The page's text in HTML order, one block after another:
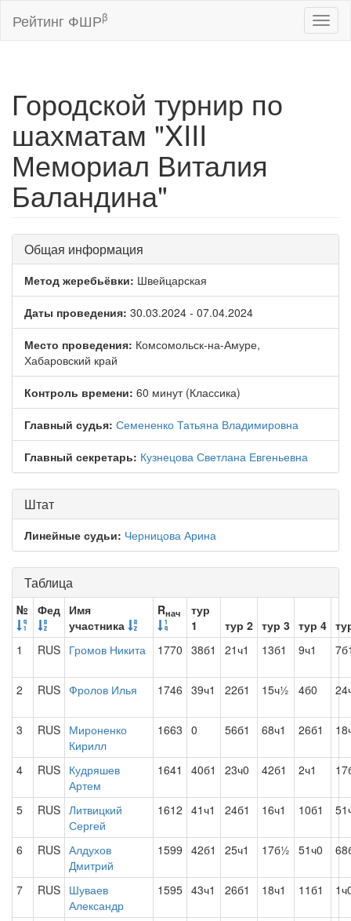
Рейтинг ФШРβ
Городской турнир по
шахматам "XIII
Мемориал Виталия
Баландина"
Общая информация
Метод жеребьёвки: Швейцарская
Даты проведения: 30.03.2024 - 07.04.2024
Место проведения: Комсомольск-на-Амуре,
Хабаровский край
Контроль времени: 60 минут (Классика)
Главный судья: Семененко Татьяна Владимировна
Главный секретарь: Кузнецова Светлана Евгеньевна
Штат
Линейные судьи: Черницова Арина
Таблица
№ Фед Имя
участника
Rнач
тур
1
тур 2 тур 3 тур 4
1
RUS Громов Никита 1770 38б1 21ч1 13б1 9ч1
2 RUS Фролов Илья 1746 39ч1 22б1 15ч½ 4б0
3 RUS Мироненко
Кирилл
1663 0 56б1 68ч1 26б1
4 RUS Кудряшев
Артем
1641 40б1 23ч0 42б1 2ч1
5 RUS Литвицкий
Сергей
1612 41ч1 24б1 16ч1 10б1
6 RUS Алдухов
Дмитрий
1599 42б1 25ч1 17б½ 51ч0
7 RUS Шуваев
Александр
1595 43ч1 26б1 18ч1 11б1